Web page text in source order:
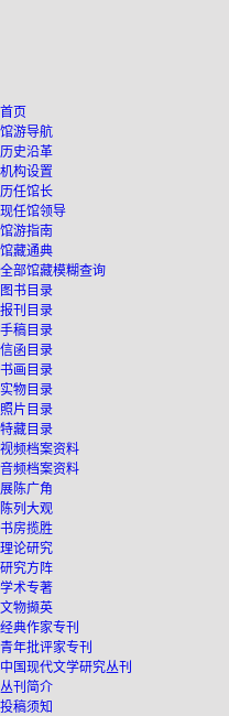
首页
馆游导航
历史沿革
机构设置
历任馆长
现任馆领导
馆游指南
馆藏通典
全部馆藏模糊查询
图书目录
报刊目录
手稿目录
信函目录
书画目录
实物目录
照片目录
特藏目录
视频档案资料
音频档案资料
展陈广角
陈列大观
书房揽胜
理论研究
研究方阵
学术专著
文物撷英
经典作家专刊
青年批评家专刊
中国现代文学研究丛刊
丛刊简介
投稿须知